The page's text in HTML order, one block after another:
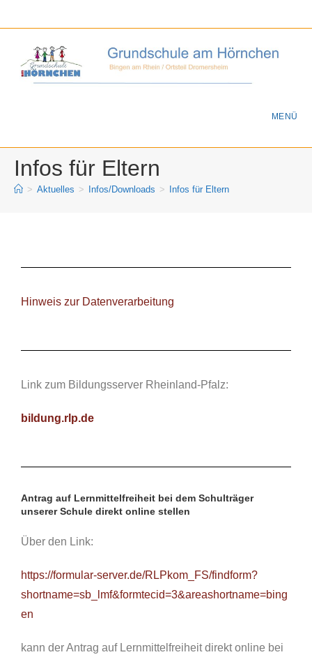
MENÜ
Infos für Eltern
> Aktuelles > Infos/Downloads > Infos für Eltern
Hinweis zur Datenverarbeitung
Link zum Bildungsserver Rheinland-Pfalz:
bildung.rlp.de
Antrag auf Lernmittelfreiheit bei dem Schulträger
unserer Schule direkt online stellen
Über den Link:
https://formular-server.de/RLPkom_FS/findform?
shortname=sb_lmf&formtecid=3&areashortname=bing
en
kann der Antrag auf Lernmittelfreiheit direkt online bei